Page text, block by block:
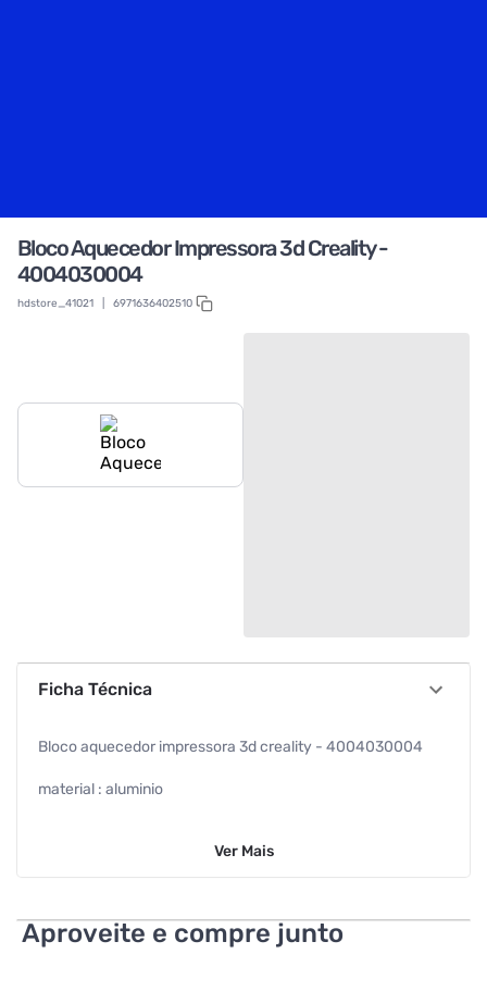
Bloco Aquecedor Impressora 3d Creality -
4004030004
hdstore_41021 6971636402510
Ficha Técnica
Bloco aquecedor impressora 3d creality - 4004030004
material : aluminio
as pilhas ou baterias estao inclusas : nao
Ver Mais
Aproveite e compre junto